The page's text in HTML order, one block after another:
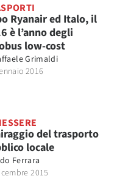
Ryanair ed Italo, il
è l’anno degli
low-cost
Grimaldi
2016
del trasporto
locale
Ferrara
2015